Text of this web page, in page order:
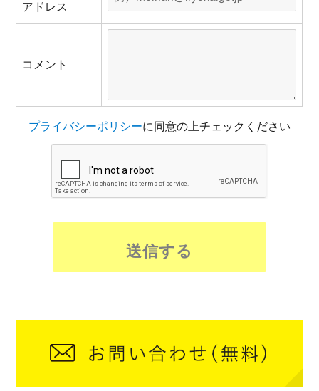
アドレス
コメント
プライバシーポリシーに同意の上チェックください